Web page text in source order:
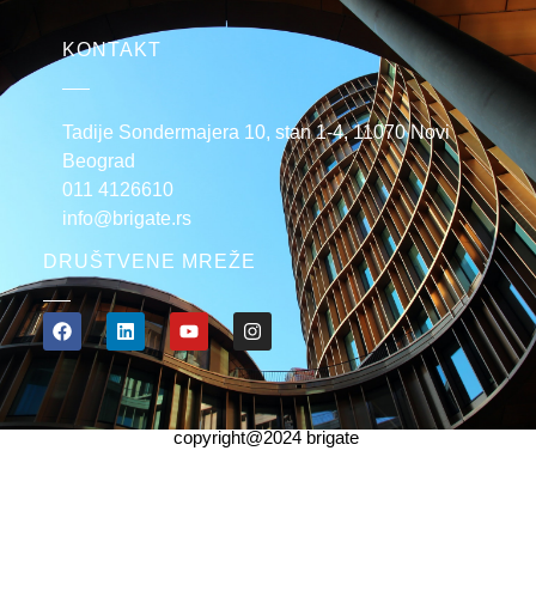
KONTAKT
Tadije Sondermajera 10, stan 1-4, 11070 Novi
Beograd
011 4126610
info@brigate.rs
DRUŠTVENE MREŽE
copyright@2024 brigate